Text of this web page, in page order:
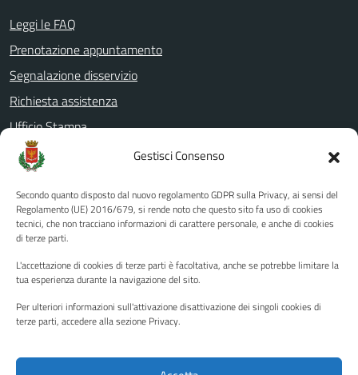
Gestisci Consenso
Secondo quanto disposto dal nuovo regolamento GDPR sulla Privacy, ai sensi del
Regolamento (UE) 2016/679, si rende noto che questo sito fa uso di cookies
tecnici, che non tracciano informazioni di carattere personale, e anche di cookies
di terze parti.
L'accettazione di cookies di terze parti è facoltativa, anche se potrebbe limitare la
tua esperienza durante la navigazione del sito.
Per ulteriori informazioni sull'attivazione disattivazione dei singoli cookies di
terze parti, accedere alla sezione Privacy.
Leggi le FAQ
Prenotazione appuntamento
Segnalazione disservizio
Richiesta assistenza
Ufficio Stampa
Amministrazione Trasparente
Albo pretorio
Informativa privacy
Note legali
Piano di miglioramento del sito
Instagram